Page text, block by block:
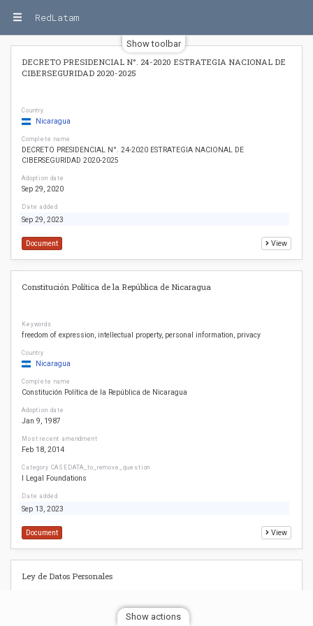
RedLatam
Show toolbar
DECRETO PRESIDENCIAL N°. 24-2020 ESTRATEGIA NACIONAL DE
CIBERSEGURIDAD 2020-2025
Country
Nicaragua
Complete name
DECRETO PRESIDENCIAL N°. 24-2020 ESTRATEGIA NACIONAL DE
CIBERSEGURIDAD 2020-2025
Adoption date
Sep 29, 2020
Date added
Sep 29, 2023
Document View
Constitución Política de la República de Nicaragua
Keywords
freedom of expression intellectual property personal information privacy
Country
Nicaragua
Complete name
Constitución Política de la República de Nicaragua
Adoption date
Jan 9, 1987
Most recent amendment
Feb 18, 2014
Category CASEDATA_to_remove_question
I Legal Foundations
Date added
Sep 13, 2023
Document View
Ley de Datos Personales
Show actions